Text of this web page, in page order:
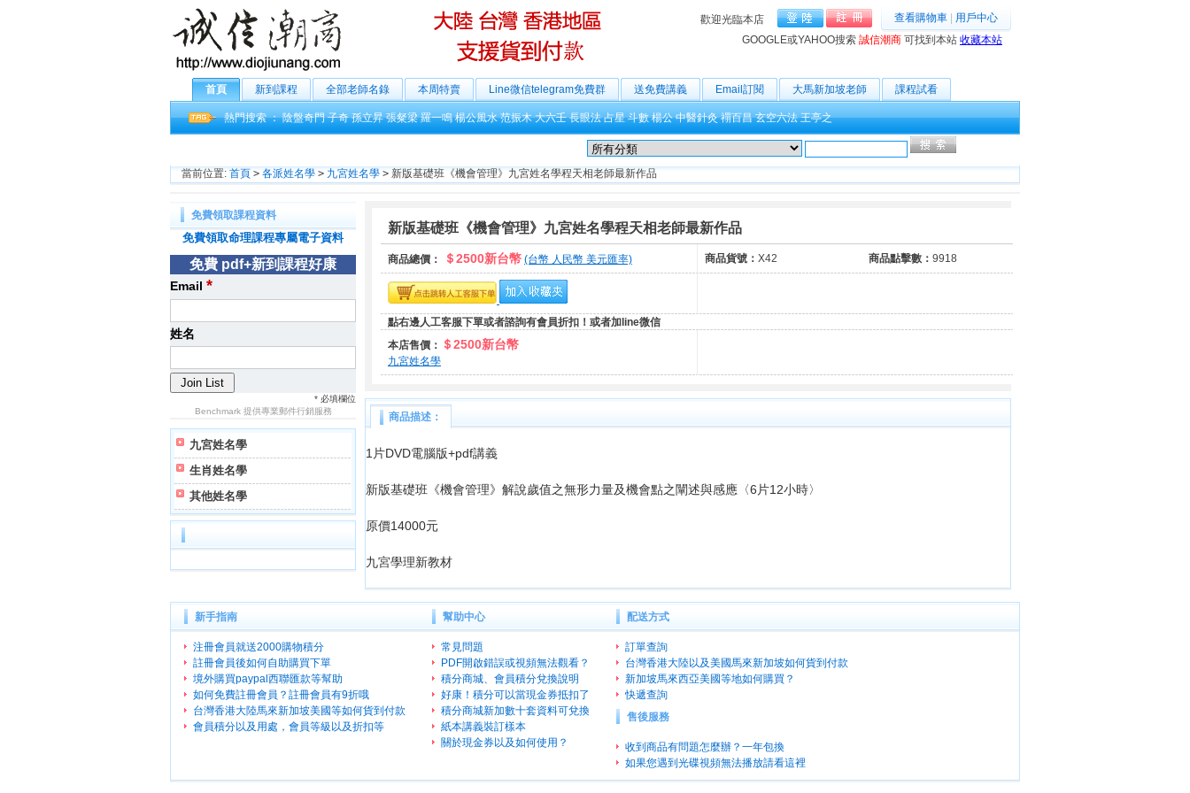
歡迎光臨本店 查看購物車
用戶中心
GOOGLE或YAHOO搜索 誠信潮商 可找到本站 收藏本站
首頁 新到課程 全部老師名錄 本周特賣 Line微信telegram免費群 送免費講義 Email訂閱 大馬新加坡老師 課程試看
熱門搜索 ：陰盤奇門 子奇 孫立昇 張粲梁 羅一鳴 楊公風水 范振木 大六壬 長眼法 占星 斗數 楊公 中醫針灸 禤百昌 玄空六法 王亭之
當前位置: 首頁 > 各派姓名學 > 九宮姓名學 > 新版基礎班《機會管理》九宮姓名學程天相老師最新作品
免費領取課程資料
免費領取命理課程專屬電子資料
免費 pdf+新到課程好康
Email *
姓名
* 必填欄位
Benchmark 提供專業郵件行銷服務
九宮姓名學
生肖姓名學
其他姓名學
新版基礎班《機會管理》九宮姓名學程天相老師最新作品
商品總價： ＄2500新台幣 (台幣 人民幣 美元匯率) 商品貨號： X42 商品點擊數： 9918
點右邊人工客服下單或者諮詢有會員折扣！或者加line微信
本店售價： ＄2500新台幣
九宮姓名學
商品描述：
1片DVD電腦版+pdf講義
新版基礎班《機會管理》解說歲值之無形力量及機會點之闡述與感應〈6片12小時〉
原價14000元
九宮學理新教材
新手指南
注冊會員就送2000購物積分
註冊會員後如何自助購買下單
境外購買paypal西聯匯款等幫助
如何免費註冊會員？註冊會員有9折哦
台灣香港大陸馬來新加坡美國等如何貨到付款
會員積分以及用處，會員等級以及折扣等
幫助中心
常見問題
PDF開啟錯誤或視頻無法觀看？
積分商城、會員積分兌換說明
好康！積分可以當現金券抵扣了
積分商城新加數十套資料可兌換
紙本講義裝訂樣本
關於現金券以及如何使用？
配送方式
訂單查詢
台灣香港大陸以及美國馬來新加坡如何貨到付款
新加坡馬來西亞美國等地如何購買？
快遞查詢
售後服務
收到商品有問題怎麼辦？一年包換
如果您遇到光碟視頻無法播放請看這裡